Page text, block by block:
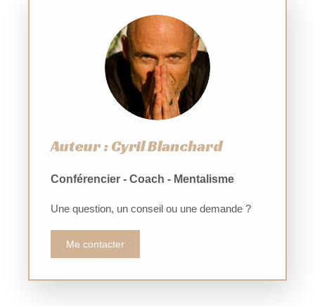
Auteur : Cyril Blanchard
Conférencier - Coach - Mentalisme
Une question, un conseil ou une demande ?
Me contacter